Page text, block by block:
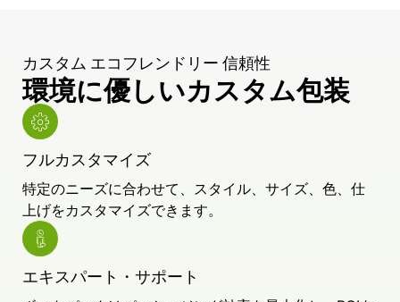
カスタム エコフレンドリー 信頼性
環境に優しいカスタム包装
フルカスタマイズ
特定のニーズに合わせて、スタイル、サイズ、色、仕
上げをカスタマイズできます。
エキスパート・サポート